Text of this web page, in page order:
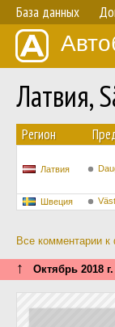
База данных
Латвия,
Регион
Латвия
Швеция
Все комментарии
↑ Октябрь 2018 г.